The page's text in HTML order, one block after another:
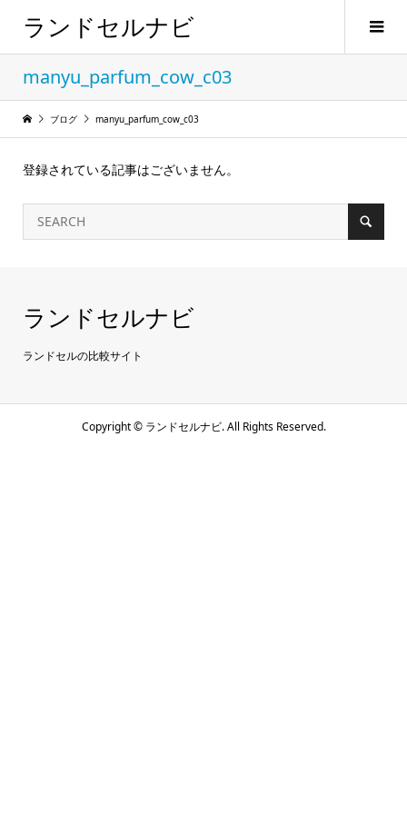
ランドセルナビ
manyu_parfum_cow_c03
ブログ manyu_parfum_cow_c03
登録されている記事はございません。
ランドセルナビ
ランドセルの比較サイト
Copyright ©ランドセルナビ. All Rights Reserved.